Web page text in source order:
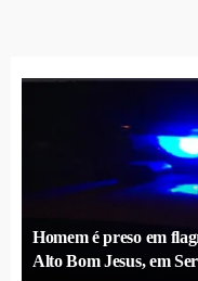
Homem é preso em
Alto Bom Jesus, em